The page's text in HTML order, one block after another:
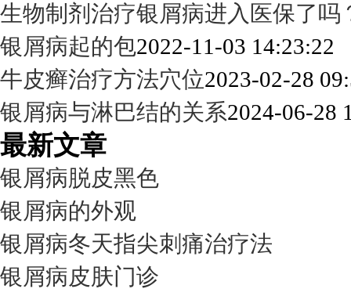
生物制剂治疗银屑病进入医保了吗
银屑病起的包2022-11-03 14:23:22
牛皮癣治疗方法穴位2023-02-28
银屑病与淋巴结的关系2024-06-28
最新文章
银屑病脱皮黑色
银屑病的外观
银屑病冬天指尖刺痛治疗法
银屑病皮肤门诊